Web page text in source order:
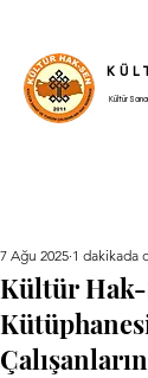
Kültür
Kültür Hak-
7 Ağu 2025 1 dakikada